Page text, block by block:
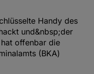
Handy des
und&nbsp;der
offenbar die
(BKA)